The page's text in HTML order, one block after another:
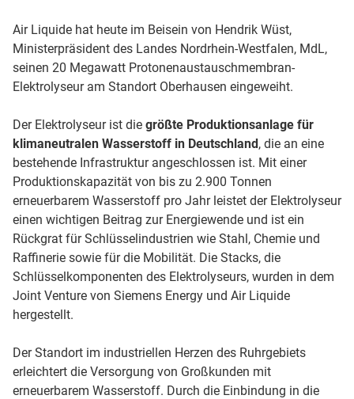
Air Liquide hat heute im Beisein von Hendrik Wüst,
Ministerpräsident des Landes Nordrhein-Westfalen, MdL,
seinen 20 Megawatt Protonenaustauschmembran-
Elektrolyseur am Standort Oberhausen eingeweiht.
Der Elektrolyseur ist die größte Produktionsanlage für
klimaneutralen Wasserstoff in Deutschland, die an eine
bestehende Infrastruktur angeschlossen ist. Mit einer
Produktionskapazität von bis zu 2.900 Tonnen
erneuerbarem Wasserstoff pro Jahr leistet der Elektrolyseur
einen wichtigen Beitrag zur Energiewende und ist ein
Rückgrat für Schlüsselindustrien wie Stahl, Chemie und
Raffinerie sowie für die Mobilität. Die Stacks, die
Schlüsselkomponenten des Elektrolyseurs, wurden in dem
Joint Venture von Siemens Energy und Air Liquide
hergestellt.
Der Standort im industriellen Herzen des Ruhrgebiets
erleichtert die Versorgung von Großkunden mit
erneuerbarem Wasserstoff. Durch die Einbindung in die